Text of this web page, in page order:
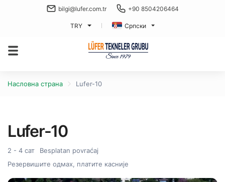
bilgi@lufer.com.tr +90 8504206464
TRY Српски
Насловна страна Lufer-10
Lufer-10
2 - 4 сат
Besplatan povraćaj
Резервишите одмах, платите касније